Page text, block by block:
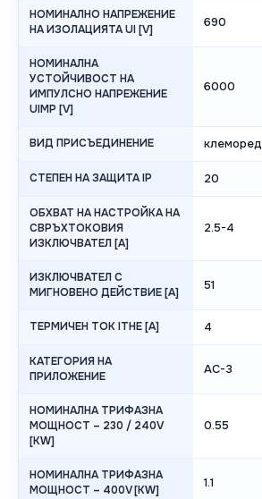
НОМИНАЛНО НАПРЕЖЕНИЕ
НА ИЗОЛАЦИЯТА UI [V]
690
НОМИНАЛНА
УСТОЙЧИВОСТ НА
ИМПУЛСНО НАПРЕЖЕНИЕ
UIMP [V]
6000
ВИД ПРИСЪЕДИНЕНИЕ клеморед
СТЕПЕН НА ЗАЩИТА IP 20
ОБХВАТ НА НАСТРОЙКА НА
СВРЪХТОКОВИЯ
ИЗКЛЮЧВАТЕЛ [A]
2.5-4
ИЗКЛЮЧВАТЕЛ С
МИГНОВЕНО ДЕЙСТВИЕ [A]
51
ТЕРМИЧЕН ТОК ITHE [A] 4
КАТЕГОРИЯ НА
ПРИЛОЖЕНИЕ
AC-3
НОМИНАЛНА ТРИФАЗНА
МОЩНОСТ – 230 / 240V
[KW]
0.55
НОМИНАЛНА ТРИФАЗНА
МОЩНОСТ – 400V [KW]
1.1